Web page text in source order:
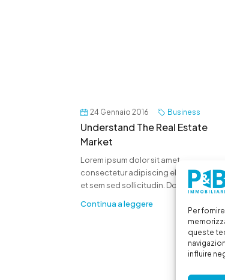
Per
queste
influire
24 Gennaio 2016 Business
Understand The Real Estate
Market
Lorem ipsum dolor sit amet,
consectetur adipiscing elit. Duis mollis
et sem sed sollicitudin. Donec...
Continua a leggere